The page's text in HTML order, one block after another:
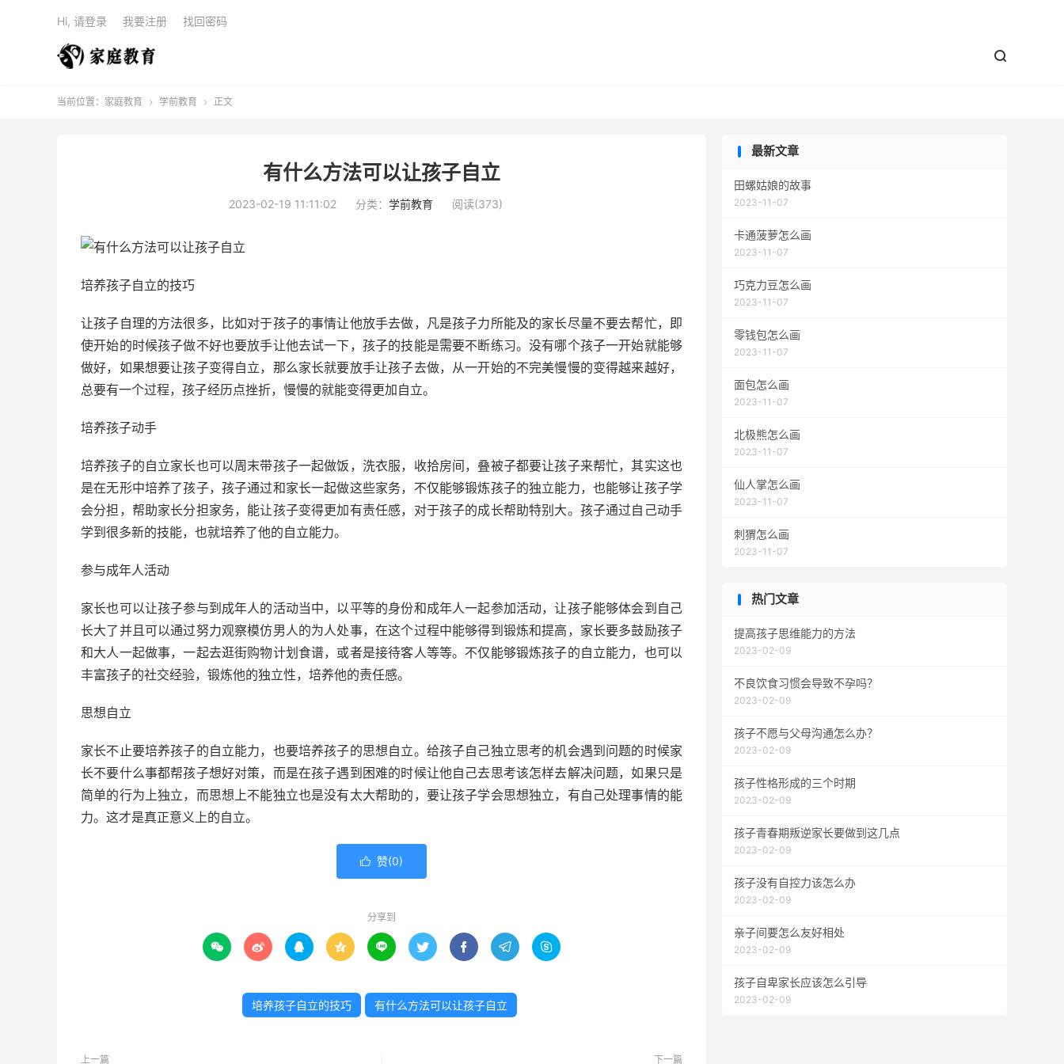

Hi, 请登录 我要注册 找回密码
当前位置： 家庭教育  学前教育  正文
有什么方法可以让孩子自立
2023-02-19 11:11:02 分类： 学前教育 阅读(373)
培养孩子自立的技巧
让孩子自理的方法很多，比如对于孩子的事情让他放手去做，凡是孩子力所能及的家长尽量不要去帮忙，即
使开始的时候孩子做不好也要放手让他去试一下，孩子的技能是需要不断练习。没有哪个孩子一开始就能够
做好，如果想要让孩子变得自立，那么家长就要放手让孩子去做，从一开始的不完美慢慢的变得越来越好，
总要有一个过程，孩子经历点挫折，慢慢的就能变得更加自立。
培养孩子动手
培养孩子的自立家长也可以周末带孩子一起做饭，洗衣服，收拾房间，叠被子都要让孩子来帮忙，其实这也
是在无形中培养了孩子，孩子通过和家长一起做这些家务，不仅能够锻炼孩子的独立能力，也能够让孩子学
会分担，帮助家长分担家务，能让孩子变得更加有责任感，对于孩子的成长帮助特别大。孩子通过自己动手
学到很多新的技能，也就培养了他的自立能力。
参与成年人活动
家长也可以让孩子参与到成年人的活动当中，以平等的身份和成年人一起参加活动，让孩子能够体会到自己
长大了并且可以通过努力观察模仿男人的为人处事，在这个过程中能够得到锻炼和提高，家长要多鼓励孩子
和大人一起做事，一起去逛街购物计划食谱，或者是接待客人等等。不仅能够锻炼孩子的自立能力，也可以
丰富孩子的社交经验，锻炼他的独立性，培养他的责任感。
思想自立
家长不止要培养孩子的自立能力，也要培养孩子的思想自立。给孩子自己独立思考的机会遇到问题的时候家
长不要什么事都帮孩子想好对策，而是在孩子遇到困难的时候让他自己去思考该怎样去解决问题，如果只是
简单的行为上独立，而思想上不能独立也是没有太大帮助的，要让孩子学会思想独立，有自己处理事情的能
力。这才是真正意义上的自立。
 赞(0)
分享到
        
培养孩子自立的技巧 有什么方法可以让孩子自立
上一篇 下一篇
最新文章
田螺姑娘的故事
2023-11-07
卡通菠萝怎么画
2023-11-07
巧克力豆怎么画
2023-11-07
零钱包怎么画
2023-11-07
面包怎么画
2023-11-07
北极熊怎么画
2023-11-07
仙人掌怎么画
2023-11-07
刺猬怎么画
2023-11-07
热门文章
提高孩子思维能力的方法
2023-02-09
不良饮食习惯会导致不孕吗？
2023-02-09
孩子不愿与父母沟通怎么办？
2023-02-09
孩子性格形成的三个时期
2023-02-09
孩子青春期叛逆家长要做到这几点
2023-02-09
孩子没有自控力该怎么办
2023-02-09
亲子间要怎么友好相处
2023-02-09
孩子自卑家长应该怎么引导
2023-02-09